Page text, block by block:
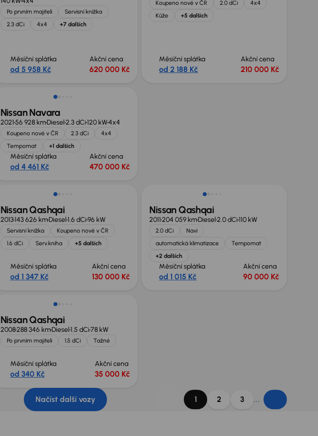
Po prvním majiteli
Servisní knížka
2.3 dCi
4x4 +7 dalších
Měsíční splátka
od 5 958 Kč
Akční cena
620 000 Kč
Koupeno nové v ČR 2.0 dCi
4x4
Kůže
+5 dalších
Měsíční splátka
od 2 188 Kč
Akční cena
210 000 Kč
Nissan Navara
202156 928 kmDiesel2.3 dCi120 kW4x4
Koupeno nové v ČR 2.3 dCi
4x4
Tempomat
+1 dalších
Měsíční splátka
od 4 461 Kč
Akční cena
470 000 Kč
Nově v nabídce
Nissan Qashqai
2013143 626 kmDiesel1.6 dCi96 kW
Servisní knížka
Koupeno nové v ČR
1.6 dCi
Serv.kniha +5 dalších
Měsíční splátka
od 1 347 Kč
Akční cena
130 000 Kč
Nissan Qashqai
2011204 059 kmDiesel2.0 dCi110 kW
2.0 dCi
Navi
automatická klimatizace
Tempomat
+2 dalších
Měsíční splátka
od 1 015 Kč
Akční cena
90 000 Kč
Zlevněno o 10 000 Kč
Nissan Qashqai
2008288 346 kmDiesel1.5 dCi78 kW
Po prvním majiteli 1.5 dCi Tažné
Měsíční splátka
od 340 Kč
Akční cena
35 000 Kč
Načíst další vozy 1 2 3 ...